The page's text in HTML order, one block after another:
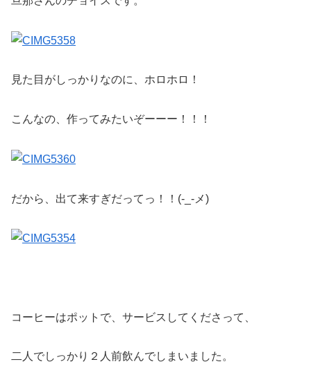
見た目がしっかりなのに、ホロホロ！
こんなの、作ってみたいぞーーー！！！
だから、出て来すぎだってっ！！(-_-メ)
コーヒーはポットで、サービスしてくださって、
二人でしっかり２人前飲んでしまいました。